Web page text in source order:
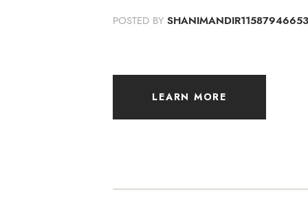
POSTED BY SHANIMANDIR11587946653
LEARN MORE